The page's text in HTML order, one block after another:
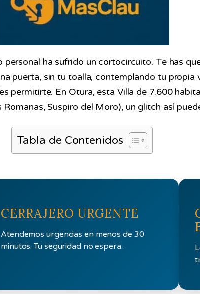
personal ha sufrido un cortocircuito. Te has
puerta, sin tu toalla, contemplando tu
permitirte. En Otura, esta Villa de 7.600
Suspiro del Moro), un glitch así
Tabla de Contenidos
CERRAJERO URGENTE
Atendemos urgencias en menos de 30
minutos. Tu seguridad no espera.